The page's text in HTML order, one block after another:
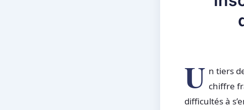
U n tiers
chiffre
difficultés à